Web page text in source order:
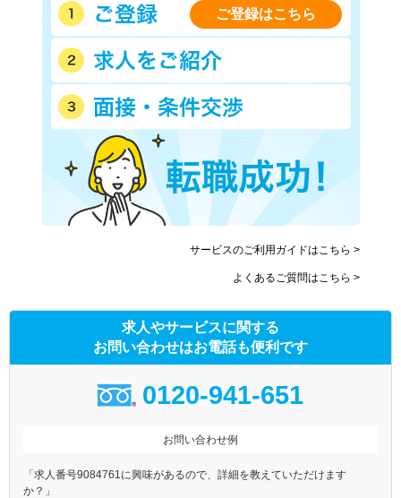
近鉄名古屋線
名古屋臨海高速鉄道あおなみ
線
愛知環状鉄道
愛知高速交通リニモ
豊橋鉄道渥美線
豊橋鉄道東田本線(駅前－運
動公園前)
豊橋鉄道東田本線(井原－赤
ゆとりーとライン
JR東海交通事業城北線
ご登録はこちら
サービスのご利用ガイドはこちら >
よくあるご質問はこちら >
求人やサービスに関する
お問い合わせはお電話も便利です
0120-941-651
お問い合わせ例
「求人番号9084761に興味があるので、詳細を教えていただけます
か？」